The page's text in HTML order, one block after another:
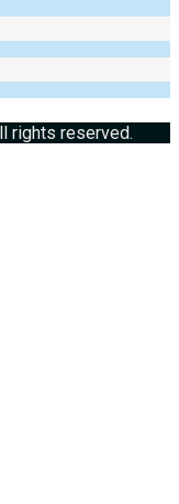
rights reserved.